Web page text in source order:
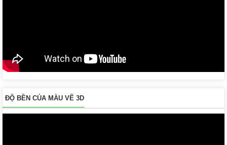
ĐỘ BỀN CỦA MÀU VẼ 3D